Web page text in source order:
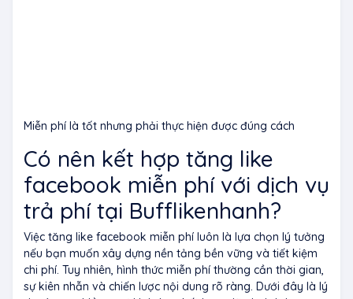
Miễn phí là tốt nhưng phải thực hiện được đúng cách
Có nên kết hợp tăng like
facebook miễn phí với dịch vụ
trả phí tại Bufflikenhanh?
Việc tăng like facebook miễn phí luôn là lựa chọn lý tưởng
nếu bạn muốn xây dựng nền tảng bền vững và tiết kiệm
chi phí. Tuy nhiên, hình thức miễn phí thường cần thời gian,
sự kiên nhẫn và chiến lược nội dung rõ ràng. Dưới đây là lý